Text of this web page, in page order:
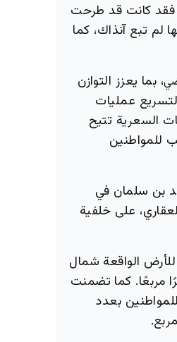
فقد كانت قد طرحت
للمتر المربع، لكنها لم تبع آنذاك، كما
، بما يعزز التوازن
عمليات
السعرية تتيح
للمواطنين
بن سلمان في
القطاع العقاري، على خلفية
الواقعة شمال
ما تم رفع الإيقاف عنه مساحة 81 كيلومترًا مربعًا. كما تضمنت
بعدد